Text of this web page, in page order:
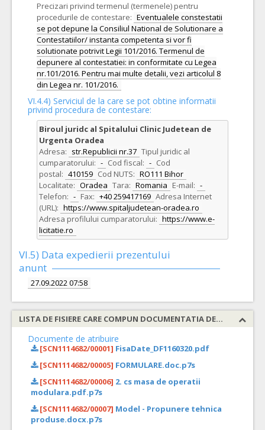
Precizari privind termenul (termenele) pentru
procedurile de contestare: Eventualele constestatii
se pot depune la Consiliul National de Solutionare a
Contestatiilor/ instanta competenta si vor fi
solutionate potrivit Legii 101/2016. Termenul de
depunere al contestatiei: in conformitate cu Legea
nr.101/2016. Pentru mai multe detalii, vezi articolul 8
din Legea nr. 101/2016.
VI.4.4) Serviciul de la care se pot obtine informatii
privind procedura de contestare:
Biroul juridc al Spitalului Clinic Judetean de
Urgenta Oradea
Adresa: str.Republicii nr.37 Tipul juridic al
cumparatorului: - Cod fiscal: - Cod
postal: 410159 Cod NUTS: RO111 Bihor
Localitate: Oradea Tara: Romania E-mail: -
Telefon: - Fax: +40 259417169 Adresa Internet
(URL): https://www.spitaljudetean-oradea.ro
Adresa profilului cumparatorului: https://www.e-
licitatie.ro
VI.5) Data expedierii prezentului
anunt
27.09.2022 07:58
LISTA DE FISIERE CARE COMPUN DOCUMENTATIA DE ATRIBUIRE
Documente de atribuire
[SCN1114682/00001] FisaDate_DF1160320.pdf
[SCN1114682/00005] FORMULARE.doc.p7s
[SCN1114682/00006] 2. cs masa de operatii
modulara.pdf.p7s
[SCN1114682/00007] Model - Propunere tehnica
produse.docx.p7s